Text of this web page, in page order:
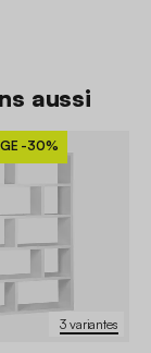
aussi
3 variantes
-30%